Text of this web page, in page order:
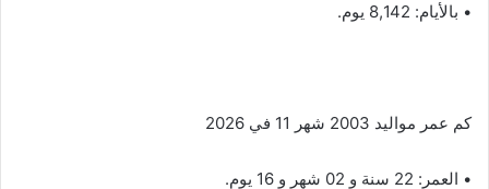
• بالأيام: 8,142 يوم.
كم عمر مواليد 2003 شهر 11 في 2026
• العمر: 22 سنة و 02 شهر و 16 يوم.